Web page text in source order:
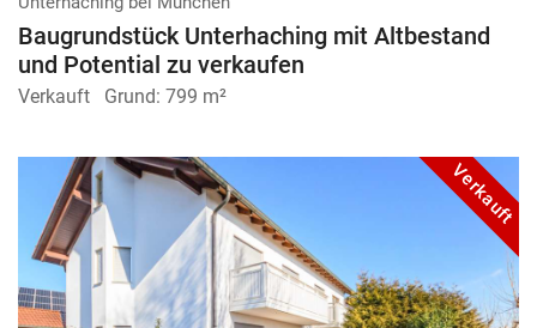
Baugrundstück Unterhaching mit Altbestand
und Potential zu verkaufen
Verkauft Grund: 799 m²
Verkauft